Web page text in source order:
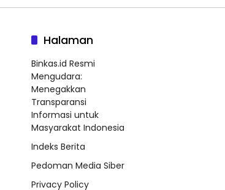
Halaman
Binkas.id Resmi
Mengudara:
Menegakkan
Transparansi
Informasi untuk
Masyarakat Indonesia
Indeks Berita
Pedoman Media Siber
Privacy Policy